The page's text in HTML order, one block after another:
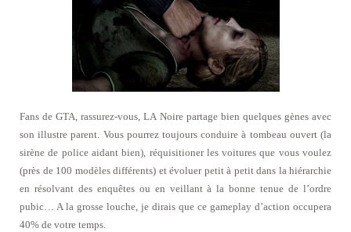
Fans de GTA, rassurez-vous, LA Noire partage bien quelques gènes avec
son illustre parent. Vous pourrez toujours conduire à tombeau ouvert (la
sirène de police aidant bien), réquisitioner les voitures que vous voulez
(près de 100 modèles différents) et évoluer petit à petit dans la hiérarchie
en résolvant des enquêtes ou en veillant à la bonne tenue de l’ordre
pubic… A la grosse louche, je dirais que ce gameplay d’action occupera
40% de votre temps.